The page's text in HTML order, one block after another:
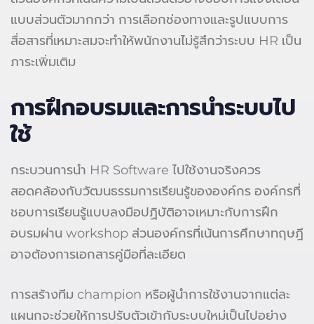
แบบส่วนตัวมากกว่า การเลือกช่องทางและรูปแบบการ
สื่อสารที่เหมาะสมจะทำให้พนักงานไม่รู้สึกว่าระบบ HR เป็น
ภาระเพิ่มเติม
การฝึกอบรมและการนำระบบไป
ใช้
กระบวนการนำ HR Software ไปใช้งานจริงควร
สอดคล้องกับวัฒนธรรมการเรียนรู้ขององค์กร องค์กรที่
ชอบการเรียนรู้แบบลงมือปฏิบัติอาจเหมาะกับการฝึก
อบรมผ่าน workshop ส่วนองค์กรที่เน้นการศึกษาทฤษฎี
อาจต้องการเอกสารคู่มือที่ละเอียด
การสร้างทีม champion หรือผู้นำการใช้งานจากแต่ละ
แผนกจะช่วยให้การปรับตัวเข้ากับระบบใหม่เป็นไปอย่าง